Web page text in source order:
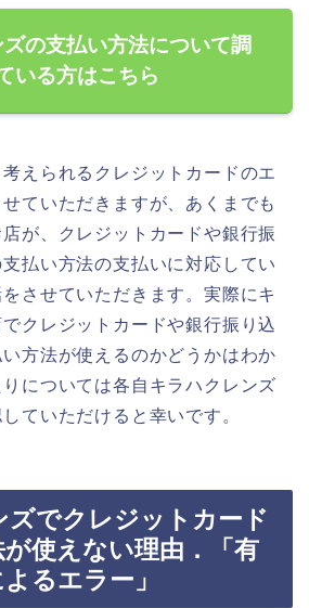
の支払い方法について調
いる方はこちら
えられるクレジットカードのエ
ていただきますが、あくまでも
が、クレジットカードや銀行振
払い方法の支払いに対応してい
させていただきます。実際にキ
クレジットカードや銀行振り込
方法が使えるのかどうかはわか
については各自キラハクレンズ
ていただけると幸いです。
ズでクレジットカード
使えない理由．「有
るエラー」